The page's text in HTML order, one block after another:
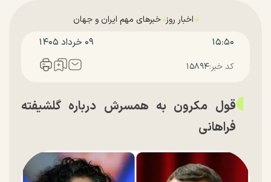
اخبار روز خبرهای مهم ایران و جهان
۱۵:۵۰ ۰۹ خرداد ۱۴۰۵
کد خبر:۱۵۸۹۴
قول مکرون به همسرش درباره گلشیفته
فراهانی